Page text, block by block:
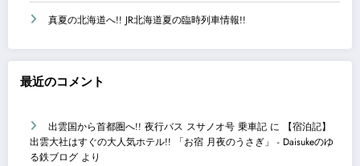
真夏の北海道へ!! JR北海道夏の臨時列車情報!!
最近のコメント
出雲国から首都圏へ!! 夜行バス スサノオ号 乗車記 に
【宿泊記】
出雲大社はすぐの大人気ホテル!! 「お宿 月夜のうさぎ」 - Daisukeのゆ
る鉄ブログ より